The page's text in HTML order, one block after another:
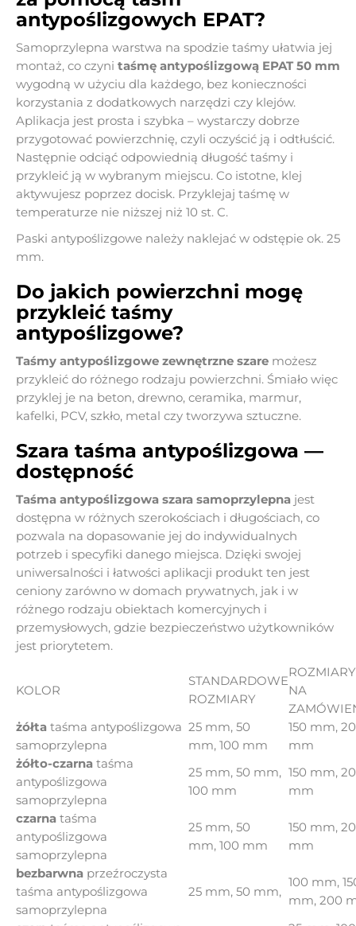
antypoślizgowych EPAT?
Samoprzylepna warstwa na spodzie taśmy ułatwia jej
montaż, co czyni taśmę antypoślizgową EPAT 50 mm
wygodną w użyciu dla każdego, bez konieczności
korzystania z dodatkowych narzędzi czy klejów.
Aplikacja jest prosta i szybka – wystarczy dobrze
przygotować powierzchnię, czyli oczyścić ją i odtłuścić.
Następnie odciąć odpowiednią długość taśmy i
przykleić ją w wybranym miejscu. Co istotne, klej
aktywujesz poprzez docisk. Przyklejaj taśmę w
temperaturze nie niższej niż 10 st. C.
Paski antypoślizgowe należy naklejać w odstępie ok. 25
mm.
Do jakich powierzchni mogę
przykleić taśmy
antypoślizgowe?
Taśmy antypoślizgowe zewnętrzne szare możesz
przykleić do różnego rodzaju powierzchni. Śmiało więc
przyklej je na beton, drewno, ceramika, marmur,
kafelki, PCV, szkło, metal czy tworzywa sztuczne.
Szara taśma antypoślizgowa —
dostępność
Taśma antypoślizgowa szara samoprzylepna jest
dostępna w różnych szerokościach i długościach, co
pozwala na dopasowanie jej do indywidualnych
potrzeb i specyfiki danego miejsca. Dzięki swojej
uniwersalności i łatwości aplikacji produkt ten jest
ceniony zarówno w domach prywatnych, jak i w
różnego rodzaju obiektach komercyjnych i
przemysłowych, gdzie bezpieczeństwo użytkowników
jest priorytetem.
KOLOR
STANDARDOWE
ROZMIARY
ROZMIARY
NA
żółta taśma antypoślizgowa
samoprzylepna
25 mm, 50
mm, 100 mm
150 mm,
mm
żółto-czarna taśma
antypoślizgowa
samoprzylepna
25 mm, 50 mm,
100 mm
150 mm,
mm
czarna taśma
antypoślizgowa
samoprzylepna
25 mm, 50
mm, 100 mm
150 mm,
mm
bezbarwna przeźroczysta
taśma antypoślizgowa
samoprzylepna
25 mm, 50 mm,
100 mm,
mm, 200